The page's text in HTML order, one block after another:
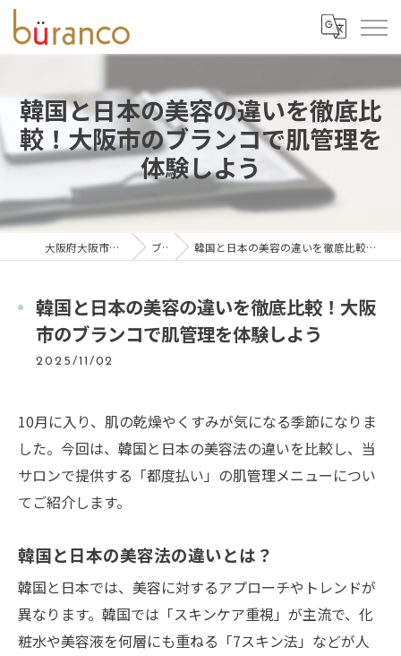
韓国と日本の美容の違いを徹底比
較！大阪市のブランコで肌管理を
体験しよう
大阪府大阪市の脱毛ならbüranco ブログ 韓国と日本の美容の違いを徹底比較！大阪市のブランコで肌管理を体験しよう
韓国と日本の美容の違いを徹底比較！大阪
市のブランコで肌管理を体験しよう
2025/11/02
10月に入り、肌の乾燥やくすみが気になる季節になりま
した。今回は、韓国と日本の美容法の違いを比較し、当
サロンで提供する「都度払い」の肌管理メニューについ
てご紹介します。
韓国と日本の美容法の違いとは？
韓国と日本では、美容に対するアプローチやトレンドが
異なります。韓国では「スキンケア重視」が主流で、化
粧水や美容液を何層にも重ねる「7スキン法」などが人